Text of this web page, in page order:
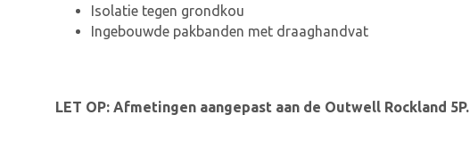
Isolatie tegen grondkou
Ingebouwde pakbanden met draaghandvat
LET OP: Afmetingen aangepast aan de Outwell Rockland 5P.